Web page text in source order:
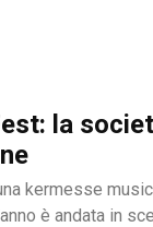
la
kermesse
è andata in